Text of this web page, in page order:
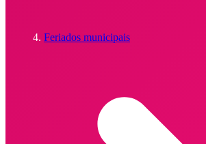
Feriados municipais